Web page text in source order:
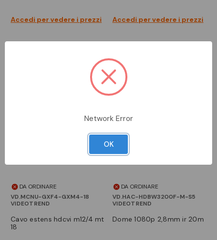
Accedi per vedere i prezzi Accedi per vedere i prezzi
DA ORDINARE
VD.MCNU-GXF4-GXM4-18
VIDEOTREND
cavo estens hdcvi m12/4 mt
18
DA ORDINARE
VD.HAC-HDBW3200F-M-S5
VIDEOTREND
dome 1080p 2,8mm ir 20m
Network Error
OK